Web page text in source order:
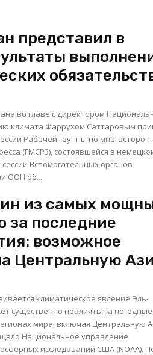
представил в
во главе с директором
климата Фаррухом Саттаровым
Рабочей группы по
(FMCP3), состоявшейся в
Вспомогательных органов
ООН об...
из самых
за последние
возможное
Центральную
климатическое явление Эль-
существенно повлиять на погодные
мира, включая Центральную
Национальное управление
исследований США (NOAA). По